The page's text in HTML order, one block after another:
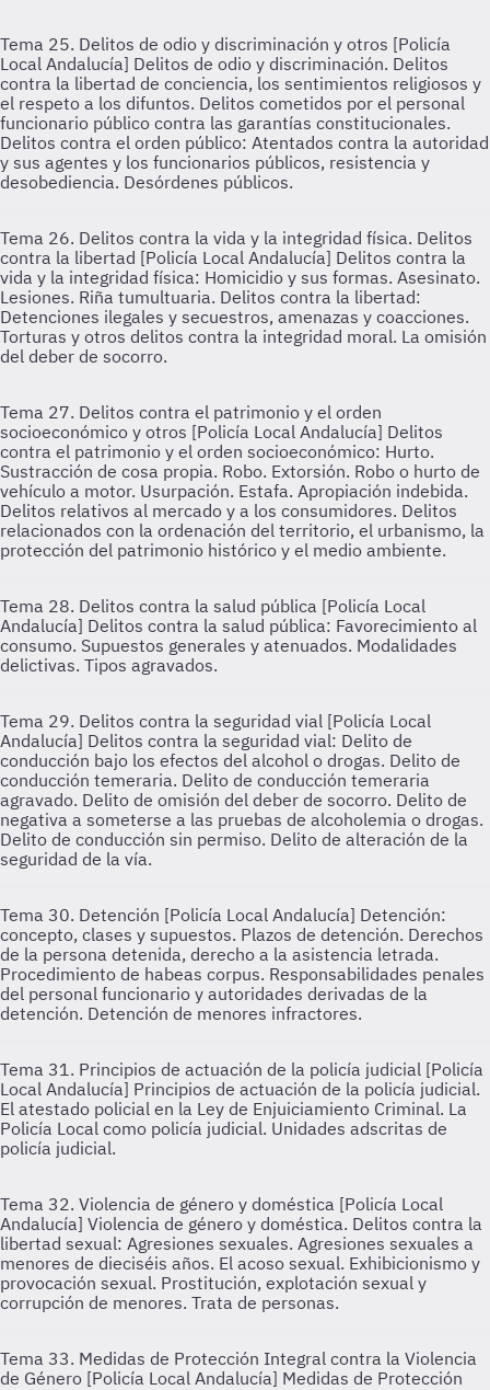
Tema 25. Delitos de odio y discriminación y otros [Policía
Local Andalucía] Delitos de odio y discriminación. Delitos
contra la libertad de conciencia, los sentimientos religiosos y
el respeto a los difuntos. Delitos cometidos por el personal
funcionario público contra las garantías constitucionales.
Delitos contra el orden público: Atentados contra la autoridad
y sus agentes y los funcionarios públicos, resistencia y
desobediencia. Desórdenes públicos.
Tema 26. Delitos contra la vida y la integridad física. Delitos
contra la libertad [Policía Local Andalucía] Delitos contra la
vida y la integridad física: Homicidio y sus formas. Asesinato.
Lesiones. Riña tumultuaria. Delitos contra la libertad:
Detenciones ilegales y secuestros, amenazas y coacciones.
Torturas y otros delitos contra la integridad moral. La omisión
del deber de socorro.
Tema 27. Delitos contra el patrimonio y el orden
socioeconómico y otros [Policía Local Andalucía] Delitos
contra el patrimonio y el orden socioeconómico: Hurto.
Sustracción de cosa propia. Robo. Extorsión. Robo o hurto de
vehículo a motor. Usurpación. Estafa. Apropiación indebida.
Delitos relativos al mercado y a los consumidores. Delitos
relacionados con la ordenación del territorio, el urbanismo, la
protección del patrimonio histórico y el medio ambiente.
Tema 28. Delitos contra la salud pública [Policía Local
Andalucía] Delitos contra la salud pública: Favorecimiento al
consumo. Supuestos generales y atenuados. Modalidades
delictivas. Tipos agravados.
Tema 29. Delitos contra la seguridad vial [Policía Local
Andalucía] Delitos contra la seguridad vial: Delito de
conducción bajo los efectos del alcohol o drogas. Delito de
conducción temeraria. Delito de conducción temeraria
agravado. Delito de omisión del deber de socorro. Delito de
negativa a someterse a las pruebas de alcoholemia o drogas.
Delito de conducción sin permiso. Delito de alteración de la
seguridad de la vía.
Tema 30. Detención [Policía Local Andalucía] Detención:
concepto, clases y supuestos. Plazos de detención. Derechos
de la persona detenida, derecho a la asistencia letrada.
Procedimiento de habeas corpus. Responsabilidades penales
del personal funcionario y autoridades derivadas de la
detención. Detención de menores infractores.
Tema 31. Principios de actuación de la policía judicial [Policía
Local Andalucía] Principios de actuación de la policía judicial.
El atestado policial en la Ley de Enjuiciamiento Criminal. La
Policía Local como policía judicial. Unidades adscritas de
policía judicial.
Tema 32. Violencia de género y doméstica [Policía Local
Andalucía] Violencia de género y doméstica. Delitos contra la
libertad sexual: Agresiones sexuales. Agresiones sexuales a
menores de dieciséis años. El acoso sexual. Exhibicionismo y
provocación sexual. Prostitución, explotación sexual y
corrupción de menores. Trata de personas.
Tema 33. Medidas de Protección Integral contra la Violencia
de Género [Policía Local Andalucía] Medidas de Protección